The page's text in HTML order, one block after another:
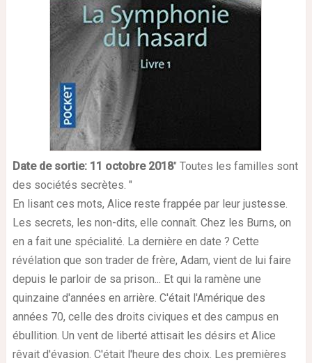
Date de sortie: 11 octobre 2018" Toutes les familles sont
des sociétés secrètes. "
En lisant ces mots, Alice reste frappée par leur justesse.
Les secrets, les non-dits, elle connaît. Chez les Burns, on
en a fait une spécialité. La dernière en date ? Cette
révélation que son trader de frère, Adam, vient de lui faire
depuis le parloir de sa prison... Et qui la ramène une
quinzaine d'années en arrière. C'était l'Amérique des
années 70, celle des droits civiques et des campus en
ébullition. Un vent de liberté attisait les désirs et Alice
rêvait d'évasion. C'était l'heure des choix. Les premières